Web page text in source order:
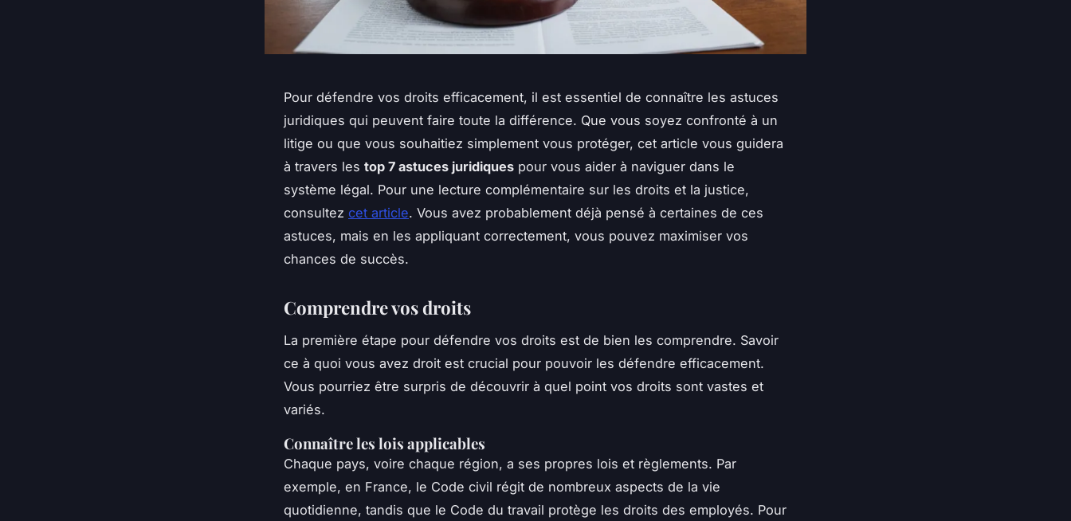
Pour défendre vos droits efficacement, il est essentiel de connaître les astuces
juridiques qui peuvent faire toute la différence. Que vous soyez confronté à un
litige ou que vous souhaitiez simplement vous protéger, cet article vous guidera
à travers les top 7 astuces juridiques pour vous aider à naviguer dans le
système légal. Pour une lecture complémentaire sur les droits et la justice,
consultez cet article. Vous avez probablement déjà pensé à certaines de ces
astuces, mais en les appliquant correctement, vous pouvez maximiser vos
chances de succès.
Comprendre vos droits
La première étape pour défendre vos droits est de bien les comprendre. Savoir
ce à quoi vous avez droit est crucial pour pouvoir les défendre efficacement.
Vous pourriez être surpris de découvrir à quel point vos droits sont vastes et
variés.
Connaître les lois applicables
Chaque pays, voire chaque région, a ses propres lois et règlements. Par
exemple, en France, le Code civil régit de nombreux aspects de la vie
quotidienne, tandis que le Code du travail protège les droits des employés. Pour